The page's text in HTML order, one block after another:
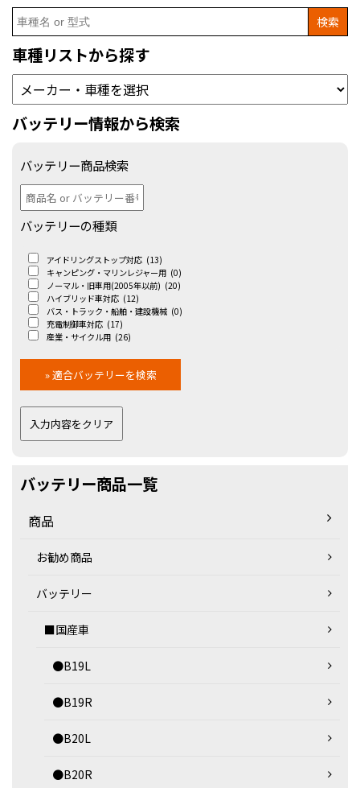
Search
for:
車種リストから探す
バッテリー情報から検索
バッテリー商品検索
バッテリーの種類
アイドリングストップ対応 (13)
キャンピング・マリンレジャー用 (0)
ノーマル・旧車用(2005年以前) (20)
ハイブリッド車対応 (12)
バス・トラック・船舶・建設機械 (0)
充電制御車対応 (17)
産業・サイクル用 (26)
バッテリー商品一覧
商品
お勧め商品
バッテリー
■国産車
●B19L
●B19R
●B20L
●B20R